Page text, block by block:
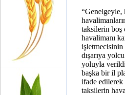
“Genelgeyle,
taksilerin boş
havalimanı
dışarıya
yoluyla
başka bir il
ifade edilerek
taksilerin